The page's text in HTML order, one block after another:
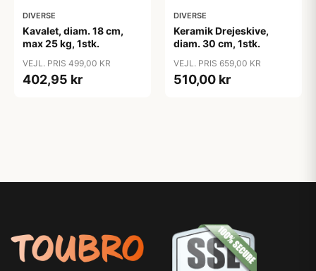
DIVERSE
Kavalet, diam. 18 cm,
max 25 kg, 1stk.
VEJL. PRIS 499,00 KR
402,95 kr
DIVERSE
Keramik Drejeskive,
diam. 30 cm, 1stk.
VEJL. PRIS 659,00 KR
510,00 kr